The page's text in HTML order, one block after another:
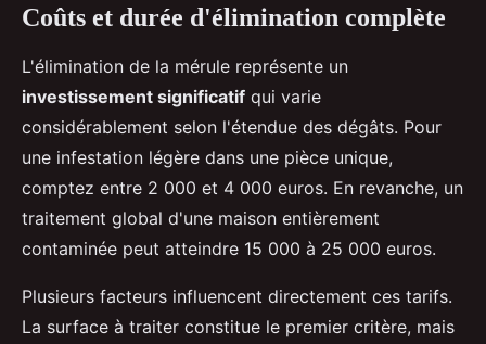
Coûts et durée d'élimination complète
L'élimination de la mérule représente un
investissement significatif qui varie
considérablement selon l'étendue des dégâts. Pour
une infestation légère dans une pièce unique,
comptez entre 2 000 et 4 000 euros. En revanche, un
traitement global d'une maison entièrement
contaminée peut atteindre 15 000 à 25 000 euros.
Plusieurs facteurs influencent directement ces tarifs.
La surface à traiter constitue le premier critère, mais